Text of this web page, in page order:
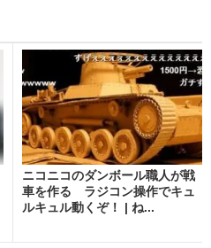
ニコニコのダンボール職人が戦
車を作る ラジコン操作でキュ
ルキュル動くぞ！ | ね...